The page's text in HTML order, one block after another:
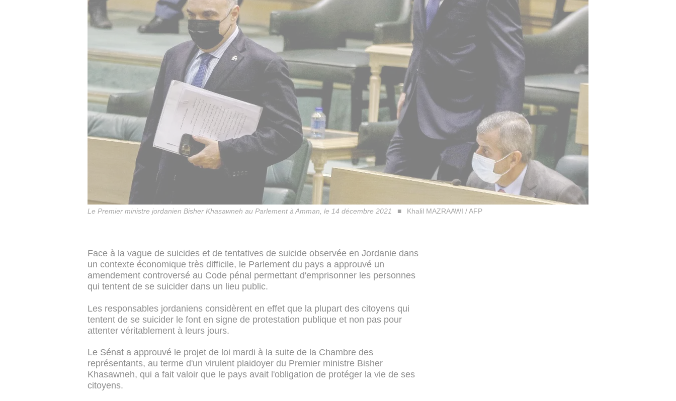
Le Premier ministre jordanien Bisher Khasawneh au Parlement à Amman, le 14 décembre 2021 Khalil MAZRAAWI / AFP
Face à la vague de suicides et de tentatives de suicide observée en Jordanie dans
un contexte économique très difficile, le Parlement du pays a approuvé un
amendement controversé au Code pénal permettant d'emprisonner les personnes
qui tentent de se suicider dans un lieu public.
Les responsables jordaniens considèrent en effet que la plupart des citoyens qui
tentent de se suicider le font en signe de protestation publique et non pas pour
attenter véritablement à leurs jours.
Le Sénat a approuvé le projet de loi mardi à la suite de la Chambre des
représentants, au terme d'un virulent plaidoyer du Premier ministre Bisher
Khasawneh, qui a fait valoir que le pays avait l'obligation de protéger la vie de ses
citoyens.